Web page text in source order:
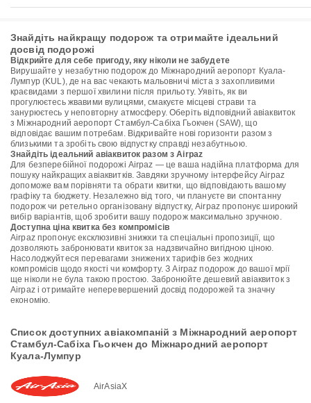
Знайдіть найкращу подорож та отримайте ідеальний
досвід подорожі
Відкрийте для себе пригоду, яку ніколи не забудете
Вирушайте у незабутню подорож до Міжнародний аеропорт Куала-
Лумпур (KUL), де на вас чекають мальовничі міста з захопливими
краєвидами з першої хвилини після прильоту. Уявіть, як ви
прогулюєтесь жвавими вулицями, смакуєте місцеві страви та
занурюєтесь у неповторну атмосферу. Оберіть відповідний авіаквиток
з Міжнародний аеропорт Стамбул-Сабіха Гьокчен (SAW), що
відповідає вашим потребам. Відкривайте нові горизонти разом з
близькими та зробіть свою відпустку справді незабутньою.
Знайдіть ідеальний авіаквиток разом з Airpaz
Для безперебійної подорожі Airpaz — це ваша надійна платформа для
пошуку найкращих авіаквитків. Завдяки зручному інтерфейсу Airpaz
допоможе вам порівняти та обрати квитки, що відповідають вашому
графіку та бюджету. Незалежно від того, чи плануєте ви спонтанну
подорож чи ретельно організовану відпустку, Airpaz пропонує широкий
вибір варіантів, щоб зробити вашу подорож максимально зручною.
Доступна ціна квитка без компромісів
Airpaz пропонує ексклюзивні знижки та спеціальні пропозиції, що
дозволяють забронювати квиток за надзвичайно вигідною ціною.
Насолоджуйтеся перевагами знижених тарифів без жодних
компромісів щодо якості чи комфорту. З Airpaz подорож до вашої мрії
ще ніколи не була такою простою. Забронюйте дешевий авіаквиток з
Airpaz і отримайте неперевершений досвід подорожей та значну
економію.
Список доступних авіакомпаній з Міжнародний аеропорт
Стамбул-Сабіха Гьокчен до Міжнародний аеропорт
Куала-Лумпур
AirAsiaX